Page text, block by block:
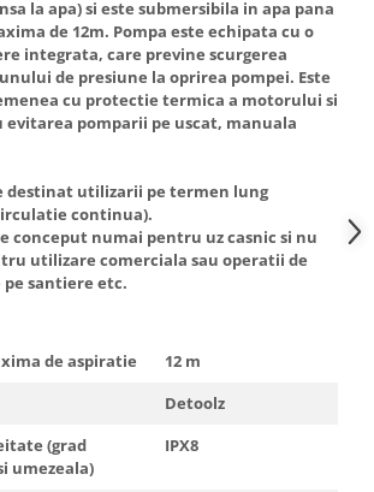
pentru transport
cu uscator
la apa) si este submersibila in apa pana
de 12m. Pompa este echipata cu o
integrata, care previne scurgerea
de presiune la oprirea pompei. Este
cu protectie termica a motorului si
pomparii pe uscat, manuala
destinat utilizarii pe termen lung
continua).
conceput numai pentru uz casnic si nu
utilizare comerciala sau operatii de
santiere etc.
de aspiratie
12 m
Detoolz
(grad
umezeala)
IPX8